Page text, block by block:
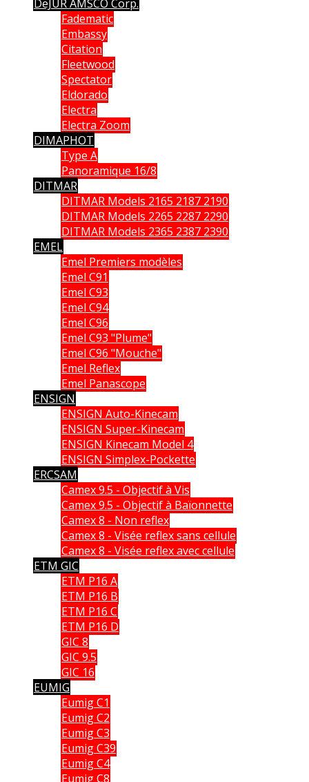
DeJUR AMSCO Corp.
Fadematic
Embassy
Citation
Fleetwood
Spectator
Eldorado
Electra
Electra Zoom
DIMAPHOT
Type A
Panoramique 16/8
DITMAR
DITMAR Models 2165 2187 2190
DITMAR Models 2265 2287 2290
DITMAR Models 2365 2387 2390
EMEL
Emel Premiers modèles
Emel C91
Emel C93
Emel C94
Emel C96
Emel C93 "Plume"
Emel C96 "Mouche"
Emel Reflex
Emel Panascope
ENSIGN
ENSIGN Auto-Kinecam
ENSIGN Super-Kinecam
ENSIGN Kinecam Model 4
ENSIGN Simplex-Pockette
ERCSAM
Camex 9.5 - Objectif à Vis
Camex 9.5 - Objectif à Baïonnette
Camex 8 - Non reflex
Camex 8 - Visée reflex sans cellule
Camex 8 - Visée reflex avec cellule
ETM GIC
ETM P16 A
ETM P16 B
ETM P16 C
ETM P16 D
GIC 8
GIC 9.5
GIC 16
EUMIG
Eumig C1
Eumig C2
Eumig C3
Eumig C39
Eumig C4
Eumig C8